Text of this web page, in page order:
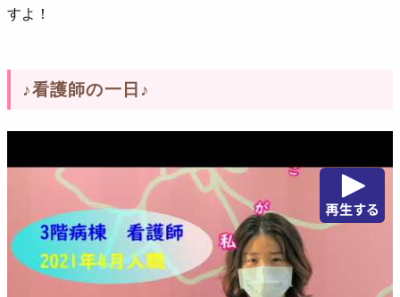
すよ！
♪看護師の一日♪